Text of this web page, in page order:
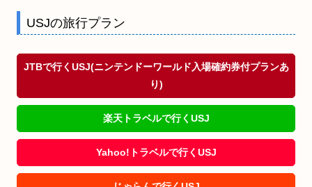
USJの旅行プラン
JTBで行くUSJ(ニンテンドーワールド入場確約券付プランあ
り)
楽天トラベルで行くUSJ
Yahoo!トラベルで行くUSJ